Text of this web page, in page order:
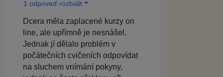
1 odpoveď rozbalit
Dcera měla zaplacené kurzy on
line, ale upřímně je nesnášel.
Jednak jí dělalo problém v
počátečních cvičeních odpovídat
na sluchem vnímání pokyny,